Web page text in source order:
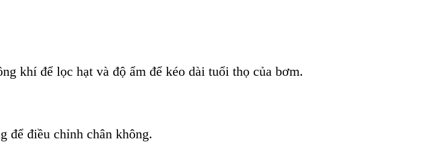
khí để lọc hạt và độ ẩm để kéo dài tuổi thọ của bơm.
để điều chỉnh chân không.